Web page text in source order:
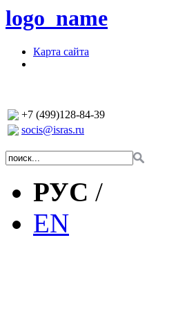
logo_name
Карта сайта
+7 (499)128-84-39
socis@isras.ru
РУС /
EN